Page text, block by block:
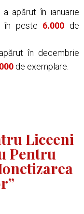
a apărut în ianuarie
în peste 6.000 de
în decembrie
de exemplare.
Liceeni
Pentru